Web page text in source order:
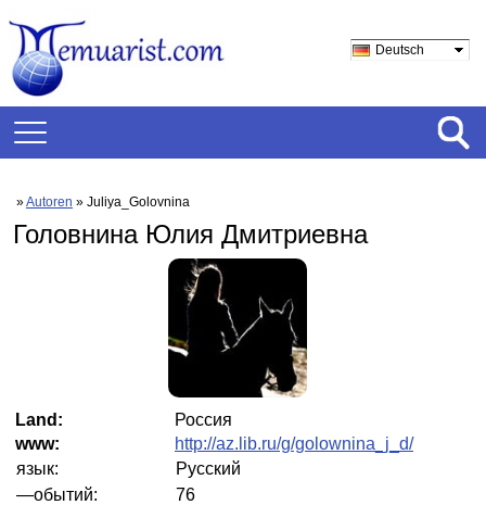
Deutsch
»Autoren » Juliya_Golovnina
Головнина Юлия Дмитриевна
Land:
Россия
www:
http://az.lib.ru/g/golownina_j_d/
язык:
Русский
—обытий:
76